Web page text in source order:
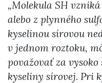
„Molekula SH
alebo z plynného
kyselinou sírovou
v jednom roztoku,
považovať za
kyseliny sírovej. Pri